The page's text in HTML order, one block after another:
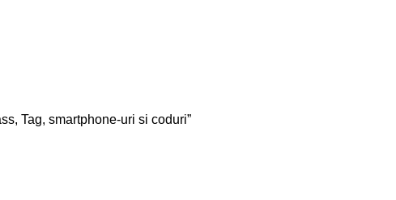
Tag, smartphone-uri si coduri”